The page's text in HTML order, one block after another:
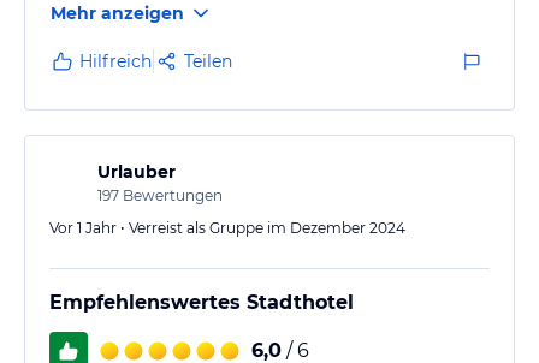
gut.
Mehr anzeigen
Hilfreich Teilen
Urlauber
197 Bewertungen
Vor 1 Jahr • Verreist als Gruppe im Dezember 2024
Empfehlenswertes Stadthotel
6,0 / 6